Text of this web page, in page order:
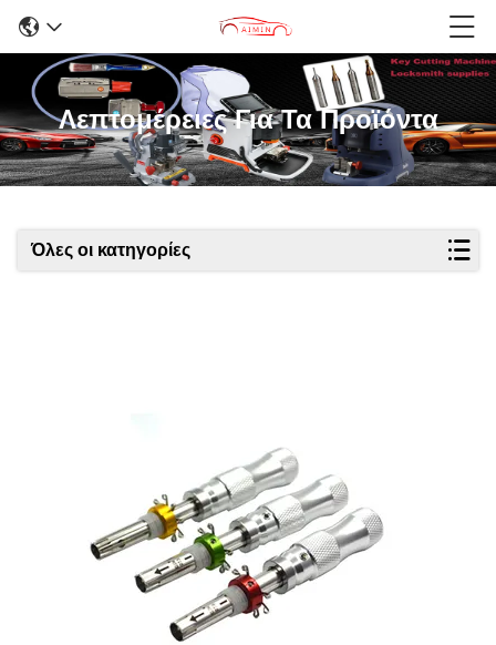
Λεπτομέρειες Για Τα Προϊόντα
Όλες οι κατηγορίες